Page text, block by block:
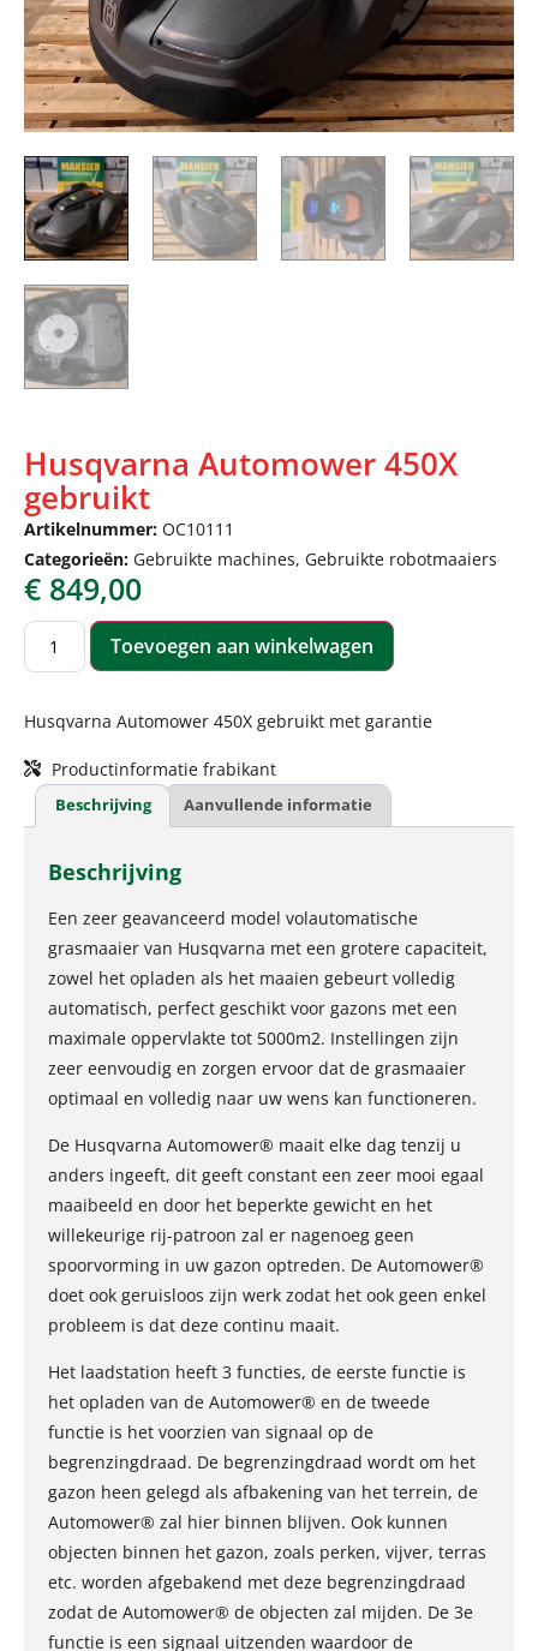
Husqvarna Automower 450X
gebruikt
Artikelnummer: OC10111
Categorieën: Gebruikte machines, Gebruikte robotmaaiers
€ 849,00
Toevoegen aan winkelwagen
Husqvarna Automower 450X gebruikt met garantie
Productinformatie frabikant
Beschrijving Aanvullende informatie
Beschrijving
Een zeer geavanceerd model volautomatische
grasmaaier van Husqvarna met een grotere capaciteit,
zowel het opladen als het maaien gebeurt volledig
automatisch, perfect geschikt voor gazons met een
maximale oppervlakte tot 5000m2. Instellingen zijn
zeer eenvoudig en zorgen ervoor dat de grasmaaier
optimaal en volledig naar uw wens kan functioneren.
De Husqvarna Automower® maait elke dag tenzij u
anders ingeeft, dit geeft constant een zeer mooi egaal
maaibeeld en door het beperkte gewicht en het
willekeurige rij-patroon zal er nagenoeg geen
spoorvorming in uw gazon optreden. De Automower®
doet ook geruisloos zijn werk zodat het ook geen enkel
probleem is dat deze continu maait.
Het laadstation heeft 3 functies, de eerste functie is
het opladen van de Automower® en de tweede
functie is het voorzien van signaal op de
begrenzingdraad. De begrenzingdraad wordt om het
gazon heen gelegd als afbakening van het terrein, de
Automower® zal hier binnen blijven. Ook kunnen
objecten binnen het gazon, zoals perken, vijver, terras
etc. worden afgebakend met deze begrenzingdraad
zodat de Automower® de objecten zal mijden. De 3e
functie is een signaal uitzenden waardoor de